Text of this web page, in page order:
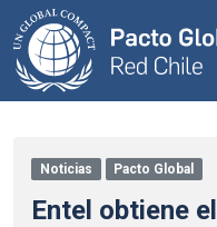
Noticias Pacto Global
Entel obtiene